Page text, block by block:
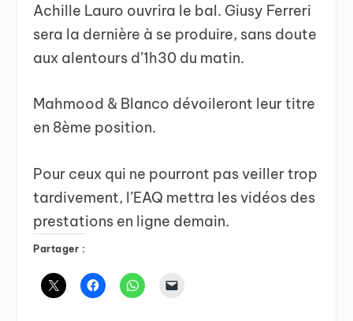
Achille Lauro ouvrira le bal. Giusy Ferreri
sera la dernière à se produire, sans doute
aux alentours d’1h30 du matin.
Mahmood & Blanco dévoileront leur titre
en 8ème position.
Pour ceux qui ne pourront pas veiller trop
tardivement, l’EAQ mettra les vidéos des
prestations en ligne demain.
Partager :